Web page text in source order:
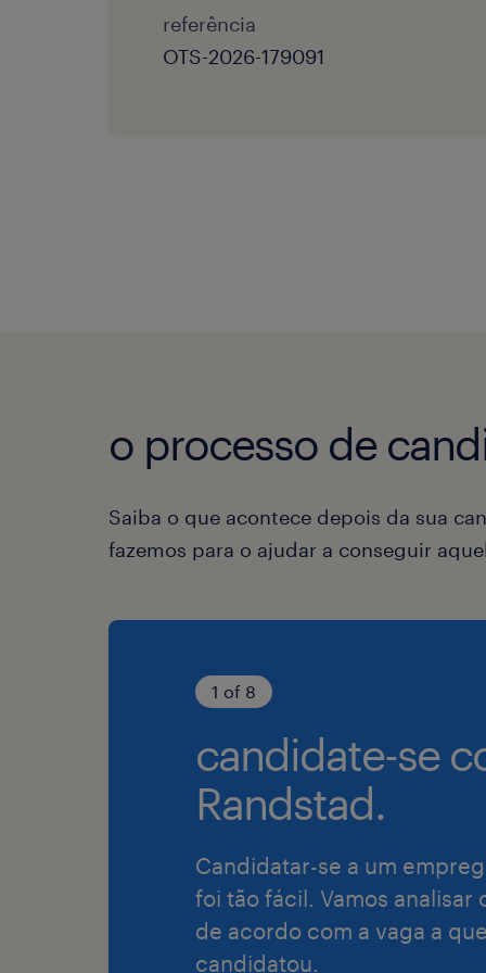
referência
OTS-2026-179091
o processo de
Saiba o que acontece depois da sua
fazemos para o ajudar a conseguir
1 of 8
candidate-se
Randstad.
Candidatar-se a um
foi tão fácil. Vamos analisar
de acordo com a vaga a
candidatou.